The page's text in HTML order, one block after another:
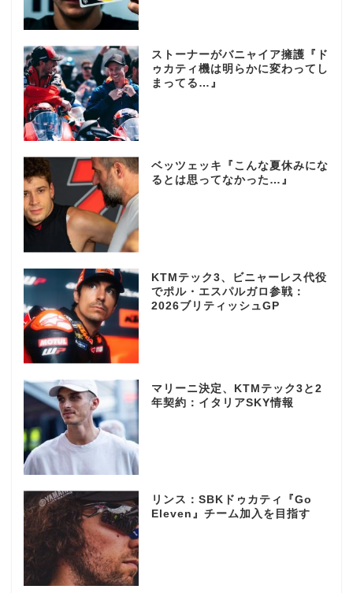
ストーナーがバニャイア擁護『ド
ゥカティ機は明らかに変わってし
まってる…』
ベッツェッキ『こんな夏休みにな
るとは思ってなかった…』
KTMテック3、ビニャーレス代役
でポル・エスパルガロ参戦：
2026ブリティッシュGP
マリーニ決定、KTMテック3と2
年契約：イタリアSKY情報
リンス：SBKドゥカティ『Go
Eleven』チーム加入を目指す